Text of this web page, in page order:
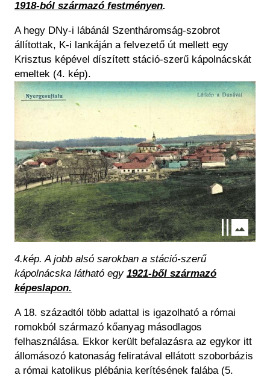
1918-ból származó festményen.
A hegy DNy-i lábánál Szentháromság-szobrot
állítottak, K-i lankáján a felvezető út mellett egy
Krisztus képével díszített stáció-szerű kápolnácskát
emeltek (4. kép).
Kép
4.kép. A jobb alsó sarokban a stáció-szerű
kápolnácska látható egy 1921-ből származó
képeslapon.
A 18. századtól több adattal is igazolható a római
romokból származó kőanyag másodlagos
felhasználása. Ekkor került befalazásra az egykor itt
állomásozó katonaság feliratával ellátott szoborbázis
a római katolikus plébánia kerítésének falába (5.